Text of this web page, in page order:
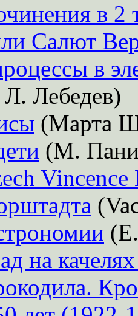
в 2
Салют
в
Лебедев)
(Марта
(М.
на